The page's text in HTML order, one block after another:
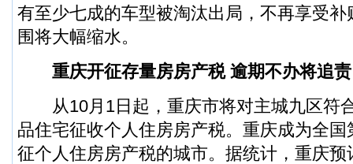
有至少七成的车型被淘汰出局，不再享受
围将大幅缩水。
重庆开征存量房房产税 逾期不办将追责
从10月1日起，重庆市将对主城九区符
品住宅征收个人住房房产税。重庆成为全
征个人住房房产税的城市。据统计，重庆